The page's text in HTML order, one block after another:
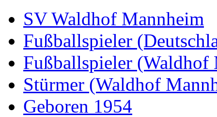
SV Waldhof Mannheim
Fußballspieler
Fußballspieler (Waldhof
Stürmer (Waldhof
Geboren 1954